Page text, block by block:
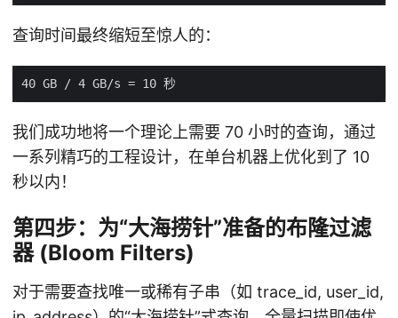
查询时间最终缩短至惊人的：
我们成功地将一个理论上需要 70 小时的查询，通过
一系列精巧的工程设计，在单台机器上优化到了 10
秒以内！
第四步：为“大海捞针”准备的布隆过滤
器 (Bloom Filters)
对于需要查找唯一或稀有子串（如 trace_id, user_id,